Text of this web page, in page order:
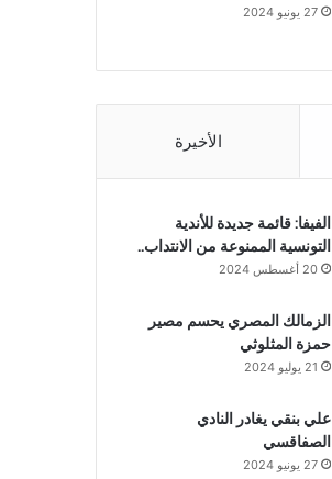
27 يونيو 2024
الأخيرة
الفيفا: قائمة جديدة للأندية
التونسية الممنوعة من الانتداب..
20 أغسطس 2024
الزمالك المصري يحسم مصير
حمزة المثلوثي
21 يوليو 2024
علي بنقي يغادر النادي
الصفاقسي
27 يونيو 2024